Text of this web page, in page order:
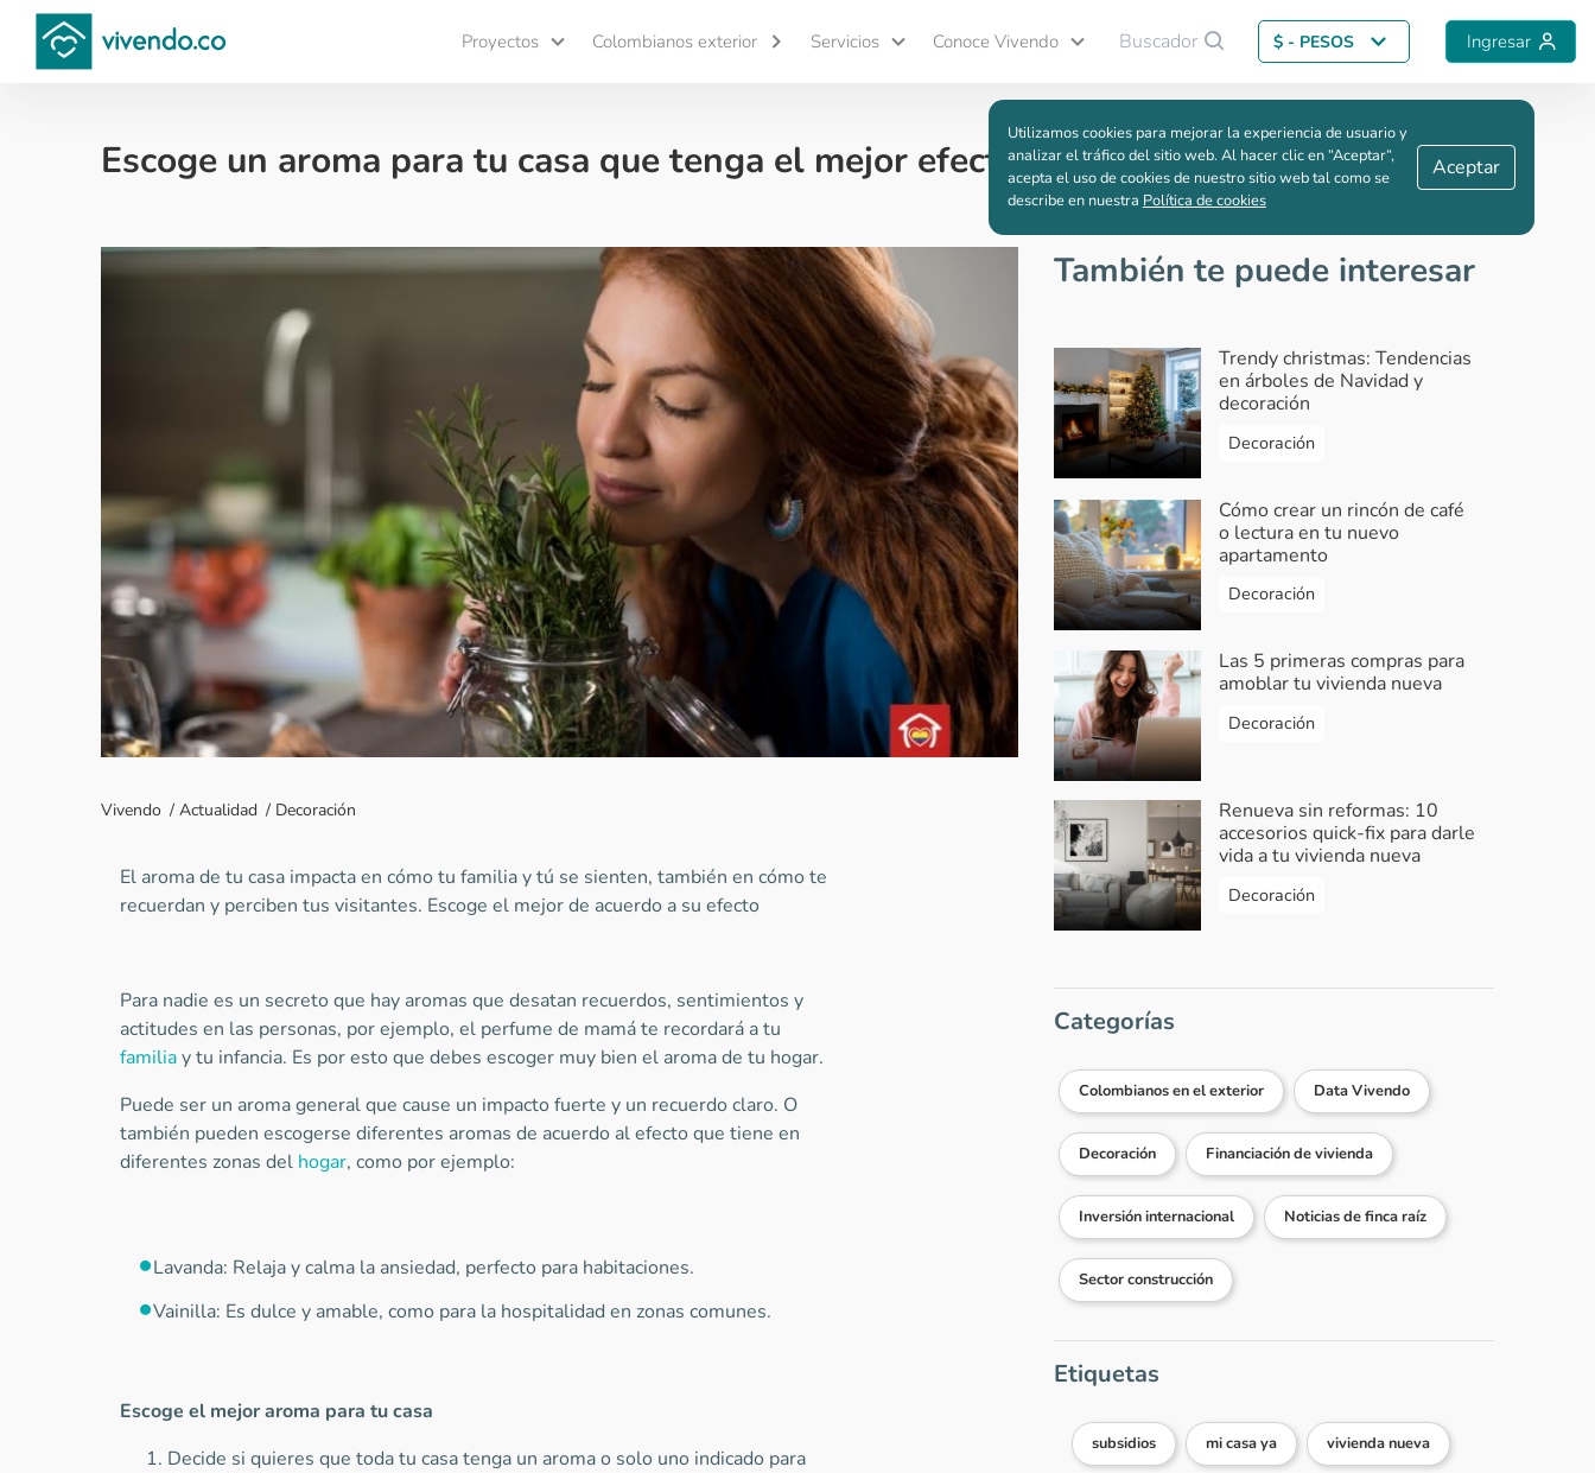
Proyectos Colombianos exterior Servicios Conoce Vivendo Buscador $ - PESOS Ingresar
Escoge un aroma para tu casa que tenga el mejor efecto
Decoración - 2018-04-26
Vivendo / Actualidad / Decoración
El aroma de tu casa impacta en cómo tu familia y tú se sienten, también en cómo te
recuerdan y perciben tus visitantes. Escoge el mejor de acuerdo a su efecto
Para nadie es un secreto que hay aromas que desatan recuerdos, sentimientos y
actitudes en las personas, por ejemplo, el perfume de mamá te recordará a tu
familiay tu infancia. Es por esto que debes escoger muy bien el aroma de tu hogar.
Puede ser un aroma general que cause un impacto fuerte y un recuerdo claro. O
también pueden escogerse diferentes aromas de acuerdo al efecto que tiene en
diferentes zonas del hogar, como por ejemplo:
Lavanda: Relaja y calma la ansiedad, perfecto para habitaciones.
Vainilla: Es dulce y amable, como para la hospitalidad en zonas comunes.
Escoge el mejor aroma para tu casa
Decide si quieres que toda tu casa tenga un aroma o solo uno indicado para
También te puede interesar
Trendy christmas: Tendencias
en árboles de Navidad y
decoración
Decoración
Cómo crear un rincón de café
o lectura en tu nuevo
apartamento
Decoración
Las 5 primeras compras para
amoblar tu vivienda nueva
Decoración
Renueva sin reformas: 10
accesorios quick-fix para darle
vida a tu vivienda nueva
Decoración
Categorías
Colombianos en el exterior Data Vivendo
Decoración Financiación de vivienda
Inversión internacional Noticias de finca raíz
Sector construcción
Etiquetas
subsidios mi casa ya vivienda nueva
Utilizamos cookies para mejorar la experiencia de usuario y
analizar el tráfico del sitio web. Al hacer clic en “Aceptar“,
acepta el uso de cookies de nuestro sitio web tal como se
describe en nuestra Política de cookies
Aceptar
Compara proyectos Guardar comparación